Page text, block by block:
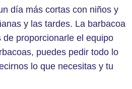
día más cortas con niños y
y las tardes. La barbacoa
proporcionarle el equipo
puedes pedir todo lo
lo que necesitas y tu